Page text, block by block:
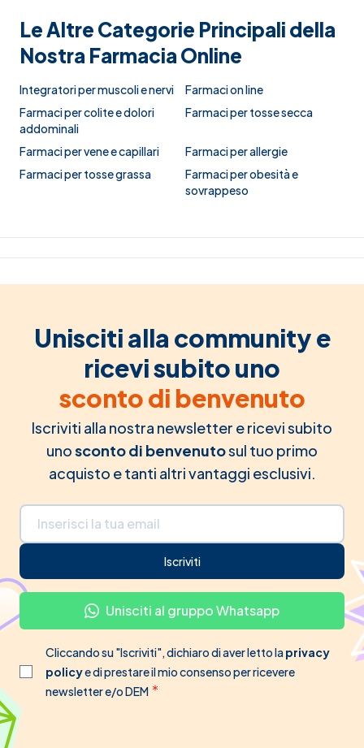
Le Altre Categorie Principali della
Nostra Farmacia Online
Integratori per muscoli e nervi
Farmaci on line
Farmaci per colite e dolori
addominali
Farmaci per tosse secca
Farmaci per vene e capillari
Farmaci per allergie
Farmaci per tosse grassa
Farmaci per obesità e
sovrappeso
Unisciti alla community e
ricevi subito uno
sconto di benvenuto
Iscriviti alla nostra newsletter e ricevi subito
unosconto di benvenutosul tuo primo
acquisto e tanti altri vantaggi esclusivi.
Indirizzo email
Iscriviti
Unisciti al gruppo Whatsapp
Cliccando su "Iscriviti", dichiaro di aver letto laprivacy
policye di prestare il mio consenso per ricevere
newsletter e/o DEM